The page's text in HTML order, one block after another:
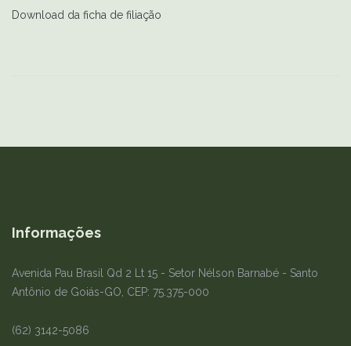
Download da ficha de filiação
Informações
Avenida Pau Brasil Qd 2 Lt 15 - Setor Nélson Barnabé - Santo
Antônio de Goiás-GO, CEP: 75.375-000
(62) 3142-5086